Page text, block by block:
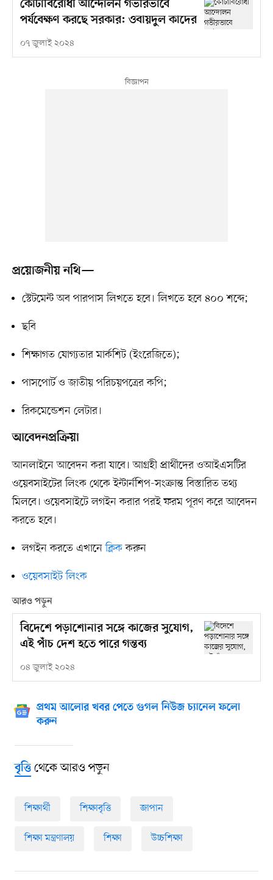
কোটাবিরোধী আন্দোলন গভীরভাবে
পর্যবেক্ষণ করছে সরকার: ওবায়দুল কাদের
০৭ জুলাই ২০২৪
প্রয়োজনীয় নথি—
স্টেটমেন্ট অব পারপাস লিখতে হবে। লিখতে হবে ৪০০ শব্দে;
ছবি
শিক্ষাগত যোগ্যতার মার্কশিট (ইংরেজিতে);
পাসপোর্ট ও জাতীয় পরিচয়পত্রের কপি;
রিকমেন্ডেশন লেটার।
আবেদনপ্রক্রিয়া
আনলাইনে আবেদন করা যাবে। আগ্রহী প্রার্থীদের ওআইএসটির
ওয়েবসাইটের লিংক থেকে ইন্টার্নশিপ-সংক্রান্ত বিস্তারিত তথ্য
মিলবে। ওয়েবসাইটে লগইন করার পরই ফরম পূরণ করে আবেদন
করতে হবে।
লগইন করতে এখানেক্লিককরুন
ওয়েবসাইট লিংক
আরও পড়ুন
বিদেশে পড়াশোনার সঙ্গে কাজের সুযোগ,
এই পাঁচ দেশ হতে পারে গন্তব্য
০৪ জুলাই ২০২৪
প্রথম আলোর খবর পেতে গুগল নিউজ চ্যানেল ফলো
করুন
বৃত্তিথেকে আরও পড়ুন
শিক্ষার্থী শিক্ষাবৃত্তি জাপান
শিক্ষা মন্ত্রণালয় শিক্ষা উচ্চশিক্ষা